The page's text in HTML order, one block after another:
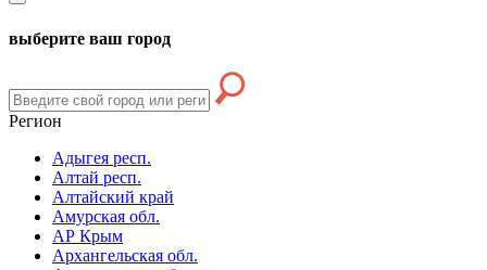
выберите ваш город
Регион
Адыгея респ.
Алтай респ.
Алтайский край
Амурская обл.
АР Крым
Архангельская обл.